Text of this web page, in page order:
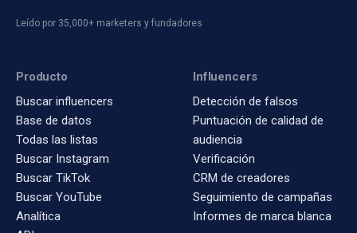
Leído por 35,000+ marketers y fundadores
Producto
Buscar influencers
Base de datos
Todas las listas
Buscar Instagram
Buscar TikTok
Buscar YouTube
Analítica
Influencers
Detección de falsos
Puntuación de calidad de
audiencia
Verificación
CRM de creadores
Seguimiento de campañas
Informes de marca blanca